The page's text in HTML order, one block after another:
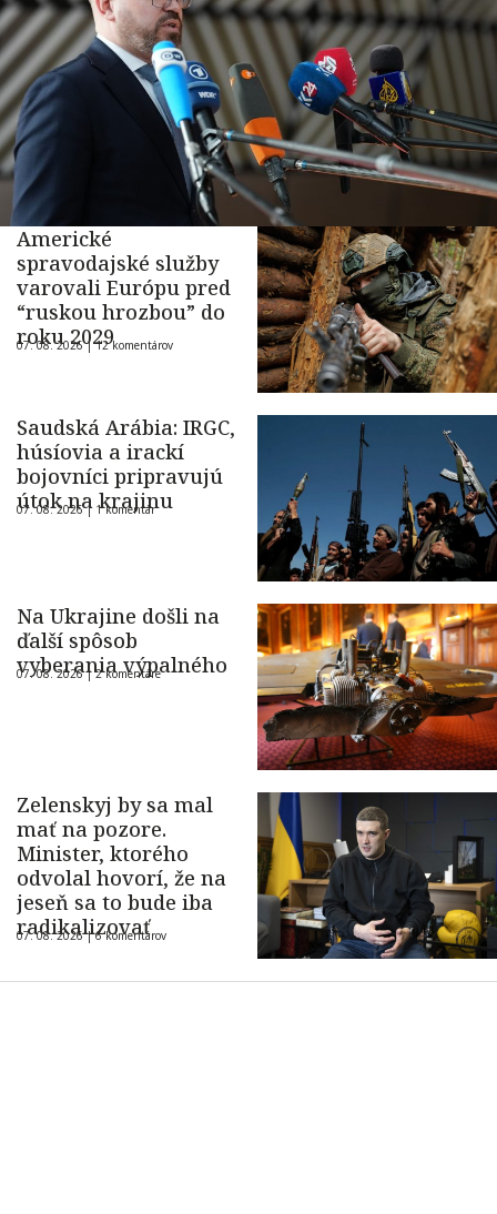
Americké
spravodajské služby
varovali Európu pred
“ruskou hrozbou” do
roku 2029
07. 08. 2026 |12 komentárov
Saudská Arábia: IRGC,
húsíovia a irackí
bojovníci pripravujú
útok na krajinu
07. 08. 2026 | 1 komentár
Na Ukrajine došli na
ďalší spôsob
vyberania výpalného
07. 08. 2026 |2 komentáre
Zelenskyj by sa mal
mať na pozore.
Minister, ktorého
odvolal hovorí, že na
jeseň sa to bude iba
radikalizovať
07. 08. 2026 |6 komentárov